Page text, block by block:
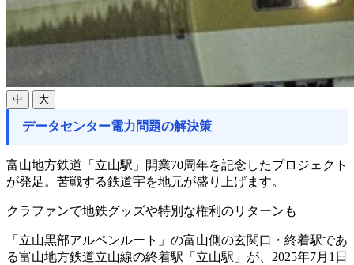
中 大
データセンター電力問題の解決策
富山地方鉄道「立山駅」開業70周年を記念したプロジェクト
が発足。苦戦する鉄道宇を地元が盛り上げます。
クラファンで地鉄グッズや特別な権利のリターンも
「立山黒部アルペンルート」の富山側の玄関口・終着駅であ
る富山地方鉄道立山線の終着駅「立山駅」が、2025年7月1日